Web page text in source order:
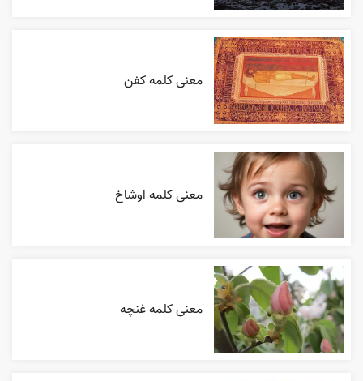
معنی کلمه کفن
معنی کلمه اوشاخ
معنی کلمه غنچه